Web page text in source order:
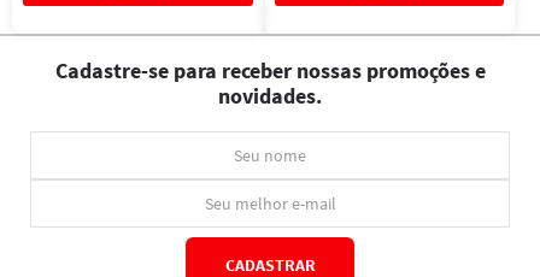
Cadastre-se para receber nossas promoções e
novidades.
CADASTRAR